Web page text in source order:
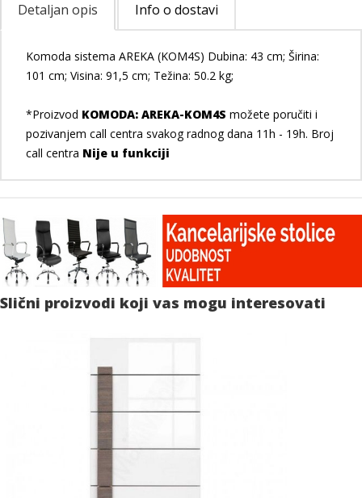
Detaljan opis Info o dostavi
Komoda sistema AREKA (KOM4S) Dubina: 43 cm; Širina:
101 cm; Visina: 91,5 cm; Težina: 50.2 kg;
*Proizvod KOMODA: AREKA-KOM4S možete poručiti i
pozivanjem call centra svakog radnog dana 11h - 19h. Broj
call centra Nije u funkciji
Slični proizvodi koji vas mogu interesovati